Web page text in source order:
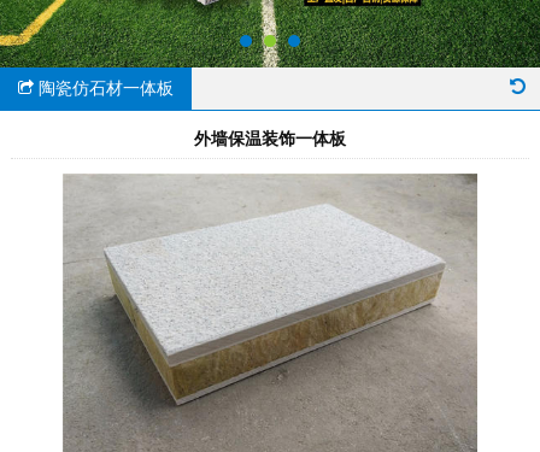
陶瓷仿石材一体板
外墙保温装饰一体板